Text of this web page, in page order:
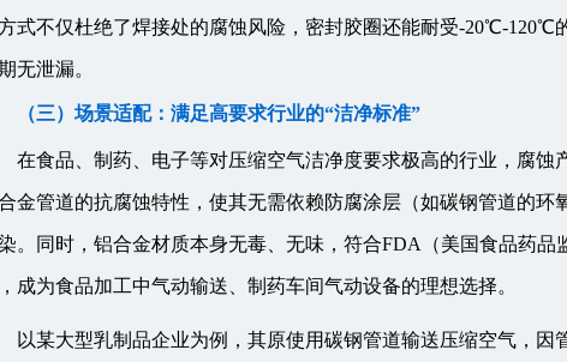
式不仅杜绝了焊接处的腐蚀风险，密封胶圈还能耐受-20℃-120℃
无泄漏。
（三）场景适配：满足高要求行业的“洁净标准”
在食品、制药、电子等对压缩空气洁净度要求极高的行业，腐蚀
金管道的抗腐蚀特性，使其无需依赖防腐涂层（如碳钢管道的
。同时，铝合金材质本身无毒、无味，符合FDA（美国食品药
成为食品加工中气动输送、制药车间气动设备的理想选择。
以某大型乳制品企业为例，其原使用碳钢管道输送压缩空气，